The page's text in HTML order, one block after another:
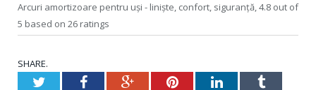
Arcuri amortizoare pentru uşi - linişte, confort, siguranţă,4.8 out of
5 based on 26 ratings
SHARE.
TwitterFacebookGoogle+PinterestLinkedInTumblr